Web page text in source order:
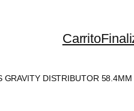
Carrito
GRAVITY DISTRIBUTOR